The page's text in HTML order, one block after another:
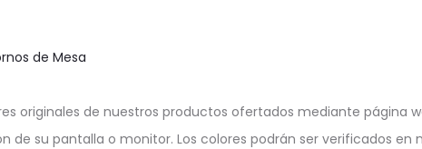
de Mesa
colores originales de nuestros productos ofertados mediante
de su pantalla o monitor. Los colores podrán ser verificados